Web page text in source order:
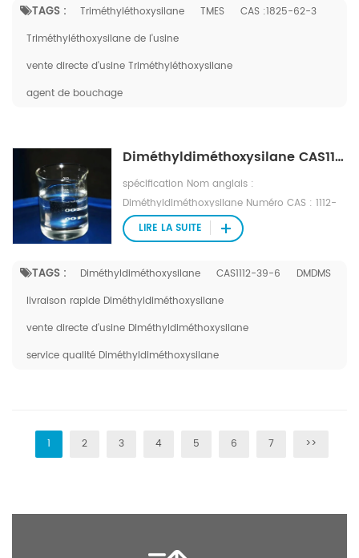
TAGS : Triméthyléthoxysilane TMES
CAS :1825-62-3
Triméthyléthoxysilane de l'usine
vente directe d'usine Triméthyléthoxysilane
agent de bouchage
Diméthyldiméthoxysilane CAS1112-39-6 DMDMS
spécification Nom anglais :
Diméthyldiméthoxysilane Numéro CAS : 1112-
39-6 Formule moléculaire : C4H12O2Si Poids
moléculaire : 120,22 Numéro EINECS : 214 189 4
tant qu'agent de contrôle structurel,
prolongateur de chaîne et agent de traitement
traitement du gel de silice organique et du
noir de carbone blanc. Objectif En tant
mécanique, prolonger la durée de stockage
remplacer l'huile de silicone hydroxyle pour
TAGS : Diméthyldiméthoxysilane CAS1112-39-6
DMDMS
livraison rapide Diméthyldiméthoxysilane
vente directe d'usine Diméthyldiméthoxysilane
service qualité Diméthyldiméthoxysilane
LIRE LA SUITE
1 2 3 4 5 6 7 >>